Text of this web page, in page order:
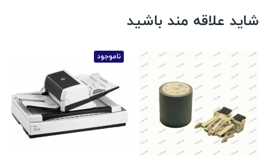
شاید علاقه مند باشید
ناموجود